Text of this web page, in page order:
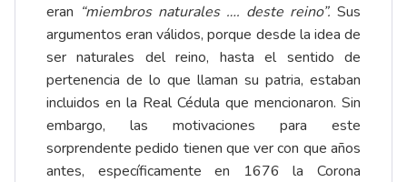
eran “miembros naturales …. deste reino”. Sus
argumentos eran válidos, porque desde la idea de
ser naturales del reino, hasta el sentido de
pertenencia de lo que llaman su patria, estaban
incluidos en la Real Cédula que mencionaron. Sin
embargo, las motivaciones para este
sorprendente pedido tienen que ver con que años
antes, específicamente en 1676 la Corona